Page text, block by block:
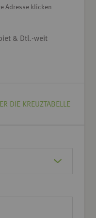
Adresse klicken
& Dtl.-weit
DIE KREUZTABELLE